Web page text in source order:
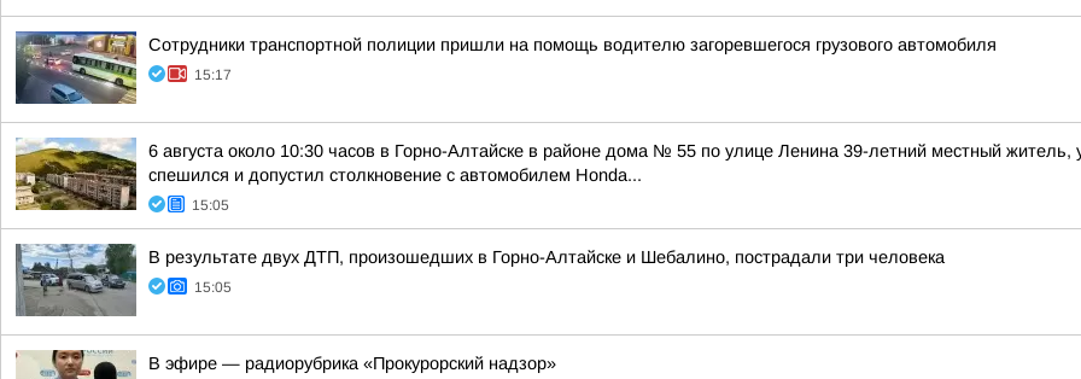
Сотрудники транспортной полиции пришли на помощь водителю загоревшегося грузового автомобиля
15:17
6 августа около 10:30 часов в Горно-Алтайске в районе дома № 55 по улице Ленина 39-летний местный житель,
спешился и допустил столкновение с автомобилем Honda...
15:05
В результате двух ДТП, произошедших в Горно-Алтайске и Шебалино, пострадали три человека
15:05
В эфире — радиорубрика «Прокурорский надзор»